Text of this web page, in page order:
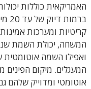
האמריקאית כוללות
קריטיות ומערכות
המשחה, יכולת השמת
ואפילו השמה אוטומטית
המעגלים. מיקום
אוטומטי ומדוייק שלהם